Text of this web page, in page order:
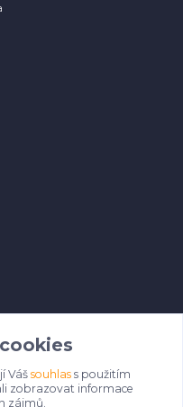
přesto se může stát, že u
informativního charakteru.
Váš souhlass použitím
zobrazovat informace
zájmů.